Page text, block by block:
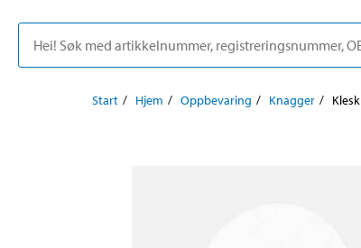
Start Hjem Oppbevaring Knagger